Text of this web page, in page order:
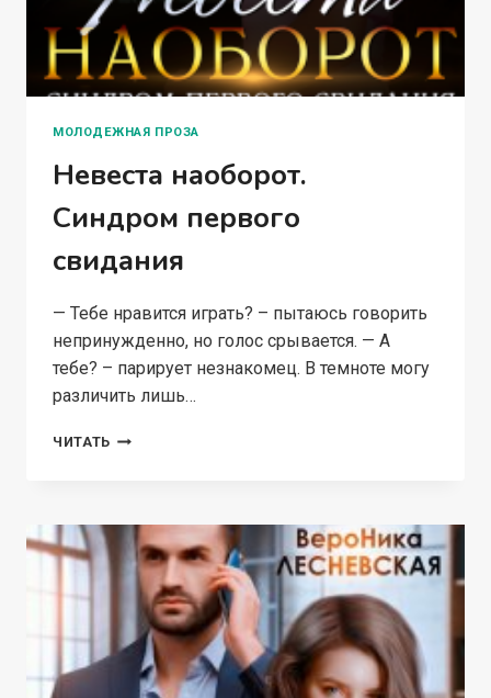
МОЛОДЕЖНАЯ ПРОЗА
Невеста наоборот.
Синдром первого
свидания
— Тебе нравится играть? – пытаюсь говорить
непринужденно, но голос срывается. — А
тебе? – парирует незнакомец. В темноте могу
различить лишь…
ЧИТАТЬ НЕВЕСТА
СВИДАНИЯ